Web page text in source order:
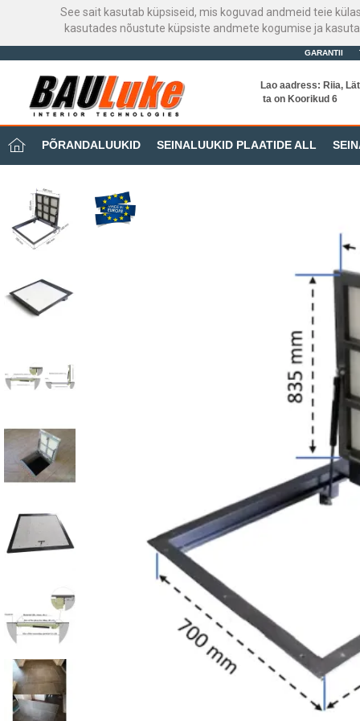
See sait kasutab küpsiseid, mis koguvad andmeid teie
kasutades nõustute küpsiste andmete kogumise ja
GARANTII
Lao aadress: Riia,
ta on Koorikud 6
PÕRANDALUUKID SEINALUUKID PLAATIDE ALL